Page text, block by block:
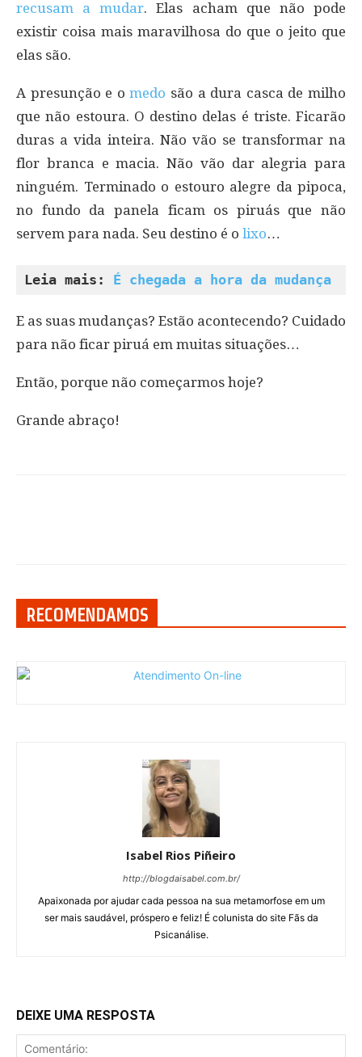
recusam a mudar. Elas acham que não pode
existir coisa mais maravilhosa do que o jeito que
elas são.
A presunção e o medo são a dura casca de milho
que não estoura. O destino delas é triste. Ficarão
duras a vida inteira. Não vão se transformar na
flor branca e macia. Não vão dar alegria para
ninguém. Terminado o estouro alegre da pipoca,
no fundo da panela ficam os piruás que não
servem para nada. Seu destino é o lixo…
Leia mais: É chegada a hora da mudança
E as suas mudanças? Estão acontecendo? Cuidado
para não ficar piruá em muitas situações…
Então, porque não começarmos hoje?
Grande abraço!
RECOMENDAMOS
Isabel Rios Piñeiro
http://blogdaisabel.com.br/
Apaixonada por ajudar cada pessoa na sua metamorfose em um
ser mais saudável, próspero e feliz! É colunista do site Fãs da
Psicanálise.
DEIXE UMA RESPOSTA